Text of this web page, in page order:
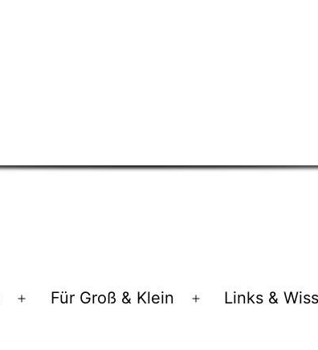
Menü
Für Groß & Klein
Menü
Links &